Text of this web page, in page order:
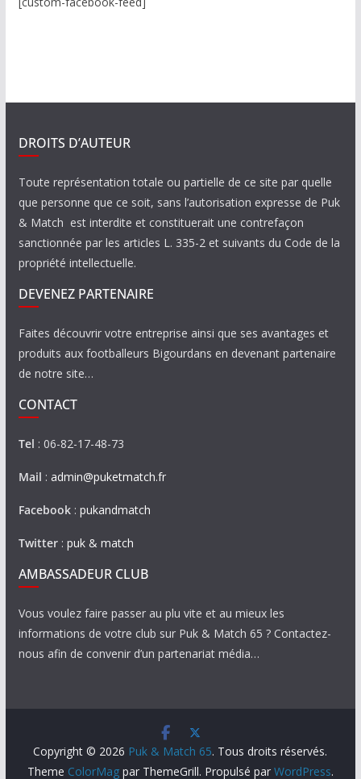
DROITS D’AUTEUR
Toute représentation totale ou partielle de ce site par quelle
que personne que ce soit, sans l’autorisation expresse de Puk
& Match est interdite et constituerait une contrefaçon
sanctionnée par les articles L. 335-2 et suivants du Code de la
propriété intellectuelle.
DEVENEZ PARTENAIRE
Faites découvrir votre entreprise ainsi que ses avantages et
produits aux footballeurs Bigourdans en devenant partenaire
de notre site…
CONTACT
Tel : 06-82-17-48-73
Mail : admin@puketmatch.fr
Facebook: pukandmatch
Twitter: puk & match
AMBASSADEUR CLUB
Vous voulez faire passer au plu vite et au mieux les
informations de votre club sur Puk & Match 65 ? Contactez-
nous afin de convenir d’un partenariat média…
Copyright © 2026 Puk & Match 65. Tous droits réservés.
Theme ColorMagpar ThemeGrill. Propulsé par WordPress.